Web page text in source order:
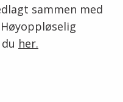
sammen med
her.